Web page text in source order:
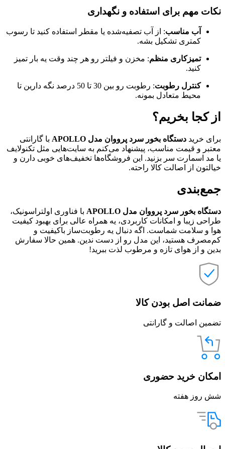
نکات مهم برای استفاده و نگهداری
آب مناسب: از آب تصفیه‌شده یا مقطر استفاده کنید تا رسوب
کمتری تشکیل بشه.
تمیزکاری منظم: مخزن و فیلتر رو هر چند وقت یه بار تمیز
کنید.
کنترل رطوبت
: رطوبت رو بین 30 تا 50 درصد نگه دارین تا
محیط متعادل بمونه.
از کجا بخریم؟
برای خرید دستگاه بخور سرد پرووان مدل APOLLO
با گارانتی
معتبر و قیمت مناسب، پیشنهاد می‌کنم به سایت‌هایی مثل تکنولایف
یا مد اسمارت سر بزنید. این فروشگاه‌ها تخفیف‌های خوبی دارن و
خیالتون از اصالت کالا راحته.
جمع‌بندی
دستگاه بخور سرد پرووان مدل APOLLO
با فناوری اولتراسونیک،
طراحی زیبا و امکانات کاربردی، یه همراه عالی برای بهبود کیفیت
هوا و سلامت شماست. اگه دنبال یه رطوبت‌ساز باکیفیت و
کم‌مصرف هستید، این مدل رو از دست ندین. همین حالا سفارش
بدین و از هوای تازه و مرطوب لذت ببرید!
ضمانت اصل بودن کالا
تضمین اصالت و گارانتی
امکان خرید حضوری
شش روز هفته